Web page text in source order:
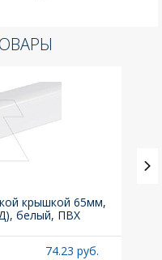
крышкой 65мм,
белый, ПВХ
74.23 руб.